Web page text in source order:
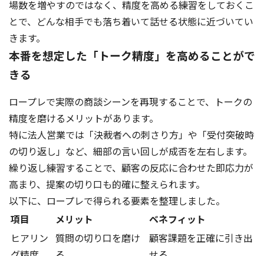
場数を増やすのではなく、精度を高める練習をしておくこ
とで、どんな相手でも落ち着いて話せる状態に近づいてい
きます。
本番を想定した「トーク精度」を高めることがで
きる
ロープレで実際の商談シーンを再現することで、トークの
精度を磨けるメリットがあります。
特に法人営業では「決裁者への刺さり方」や「受付突破時
の切り返し」など、細部の言い回しが成否を左右します。
繰り返し練習することで、顧客の反応に合わせた即応力が
高まり、提案の切り口も的確に整えられます。
以下に、ロープレで得られる要素を整理しました。
項目
メリット
ベネフィット
ヒアリン 質問の切り口を磨け
顧客課題を正確に引き出